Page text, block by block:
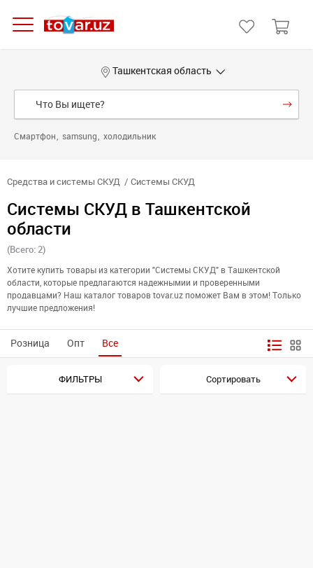
Ташкентская область
Смартфон samsung холодильник
Средства и системы СКУД Системы СКУД
Системы СКУД в Ташкентской
области
(Всего: 2)
Хотите купить товары из категории "Системы СКУД" в Ташкентской
области, которые предлагаются надежнымии и проверенными
продавцами? Наш каталог товаров tovar.uz поможет Вам в этом! Только
лучшие предложения!
Розница Опт Все
ФИЛЬТРЫ Сортировать